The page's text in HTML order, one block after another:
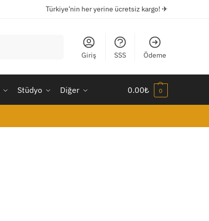
Türkiye’nin her yerine ücretsiz kargo! ✈
Giriş SSS Ödeme
Stüdyo Diğer 0.00₺ 0